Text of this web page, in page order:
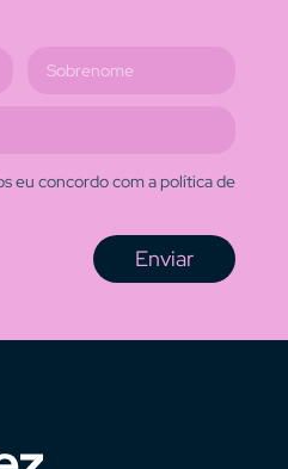
eu concordo com a política de
Enviar